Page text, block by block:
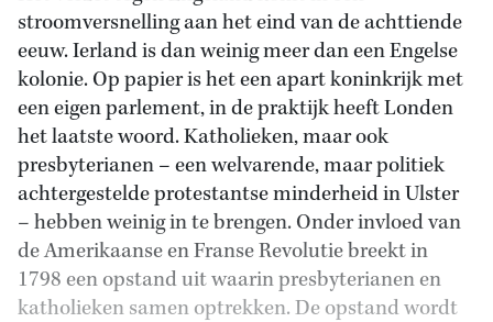
stroomversnelling aan het eind van de achttiende
eeuw. Ierland is dan weinig meer dan een Engelse
kolonie. Op papier is het een apart koninkrijk met
een eigen parlement, in de praktijk heeft Londen
het laatste woord. Katholieken, maar ook
presbyterianen – een welvarende, maar politiek
achtergestelde protestantse minderheid in Ulster
– hebben weinig in te brengen. Onder invloed van
de Amerikaanse en Franse Revolutie breekt in
1798 een opstand uit waarin presbyterianen en
katholieken samen optrekken. De opstand wordt